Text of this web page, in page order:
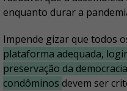
enquanto durar a
Impende gizar que todos
plataforma adequada,
preservação da
condôminos devem ser